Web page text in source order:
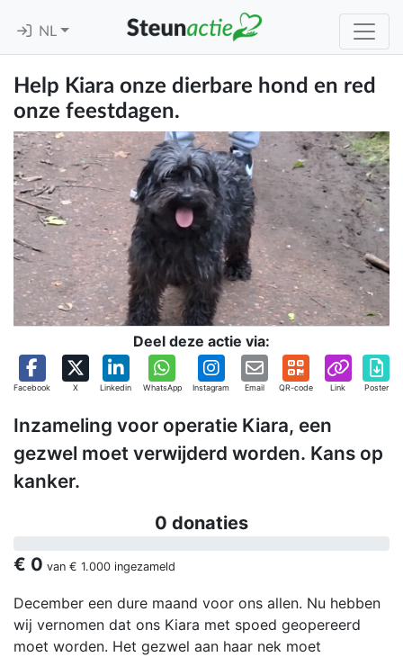
NL
Help Kiara onze dierbare hond en red
onze feestdagen.
Deel deze actie via:
Facebook X Linkedin WhatsApp Instagram Email QR-code Link Poster
Inzameling voor operatie Kiara, een
gezwel moet verwijderd worden. Kans op
kanker.
0 donaties
€ 0 van € 1.000 ingezameld
December een dure maand voor ons allen. Nu hebben
wij vernomen dat ons Kiara met spoed geopereerd
moet worden. Het gezwel aan haar nek moet